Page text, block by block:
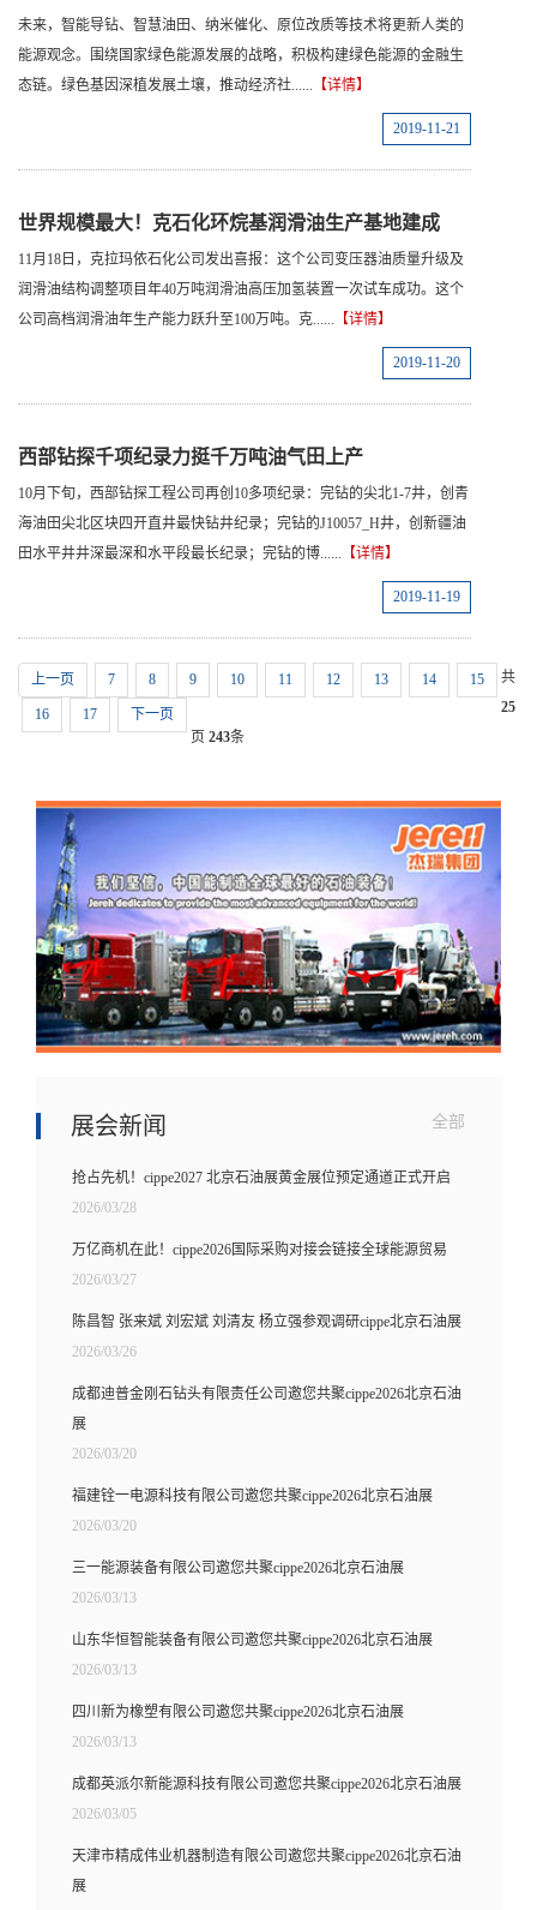
未来，智能导钻、智慧油田、纳米催化、原位改质等技术将更新人类的
能源观念。围绕国家绿色能源发展的战略，积极构建绿色能源的金融生
态链。绿色基因深植发展土壤，推动经济社...... 【详情】
2019-11-21
世界规模最大！克石化环烷基润滑油生产基地建成
11月18日，克拉玛依石化公司发出喜报：这个公司变压器油质量升级及
润滑油结构调整项目年40万吨润滑油高压加氢装置一次试车成功。这个
公司高档润滑油年生产能力跃升至100万吨。克...... 【详情】
2019-11-20
西部钻探千项纪录力挺千万吨油气田上产
10月下旬，西部钻探工程公司再创10多项纪录：完钻的尖北1-7井，创青
海油田尖北区块四开直井最快钻井纪录；完钻的J10057_H井，创新疆油
田水平井井深最深和水平段最长纪录；完钻的博...... 【详情】
2019-11-19
上一页 7 8 9 10 11 12 13 14 15
16 17 下一页
共
25
页 243条
展会新闻 全部
抢占先机！cippe2027 北京石油展黄金展位预定通道正式开启
2026/03/28
万亿商机在此！cippe2026国际采购对接会链接全球能源贸易
2026/03/27
陈昌智 张来斌 刘宏斌 刘清友 杨立强参观调研cippe北京石油展
2026/03/26
成都迪普金刚石钻头有限责任公司邀您共聚cippe2026北京石油
展
2026/03/20
福建铨一电源科技有限公司邀您共聚cippe2026北京石油展
2026/03/20
三一能源装备有限公司邀您共聚cippe2026北京石油展
2026/03/13
山东华恒智能装备有限公司邀您共聚cippe2026北京石油展
2026/03/13
四川新为橡塑有限公司邀您共聚cippe2026北京石油展
2026/03/13
成都英派尔新能源科技有限公司邀您共聚cippe2026北京石油展
2026/03/05
天津市精成伟业机器制造有限公司邀您共聚cippe2026北京石油
展